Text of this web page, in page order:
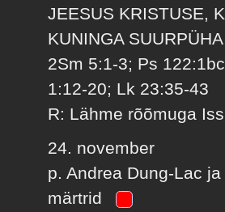
JEESUS KRISTUSE,
KUNINGA SUURPÜHA
2Sm 5:1-3; Ps
1:12-20; Lk 23:35-43
R: Lähme rõõmuga
24. november
p. Andrea Dung-Lac
märtrid